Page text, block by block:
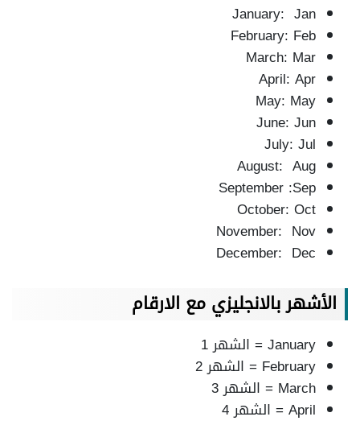
January: Jan
February: Feb
March: Mar
April: Apr
May: May
June: Jun
July: Jul
August: Aug
September :Sep
October: Oct
November: Nov
December: Dec
الأشهر بالانجليزي مع الارقام
January = الشهر 1
February = الشهر 2
March = الشهر 3
April = الشهر 4